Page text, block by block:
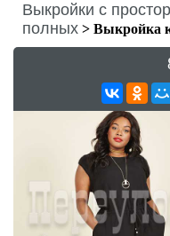
Выкройки с
полных > Выкройка